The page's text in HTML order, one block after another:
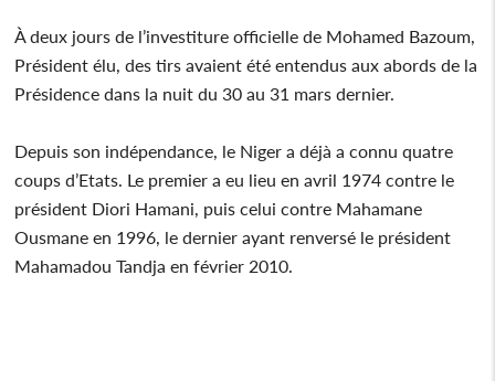
À deux jours de l’investiture officielle de Mohamed Bazoum,
Président élu, des tirs avaient été entendus aux abords de la
Présidence dans la nuit du 30 au 31 mars dernier.
Depuis son indépendance, le Niger a déjà a connu quatre
coups d’Etats. Le premier a eu lieu en avril 1974 contre le
président Diori Hamani, puis celui contre Mahamane
Ousmane en 1996, le dernier ayant renversé le président
Mahamadou Tandja en février 2010.